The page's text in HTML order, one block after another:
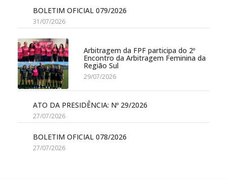
BOLETIM OFICIAL 079/2026
31/07/2026
Arbitragem da FPF participa do 2º
Encontro da Arbitragem Feminina da
Região Sul
29/07/2026
ATO DA PRESIDÊNCIA: Nº 29/2026
27/07/2026
BOLETIM OFICIAL 078/2026
27/07/2026